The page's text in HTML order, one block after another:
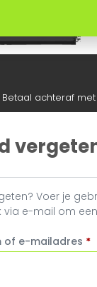
Betaal achteraf met
Voer je
via e-mail om
of e-mailadres *